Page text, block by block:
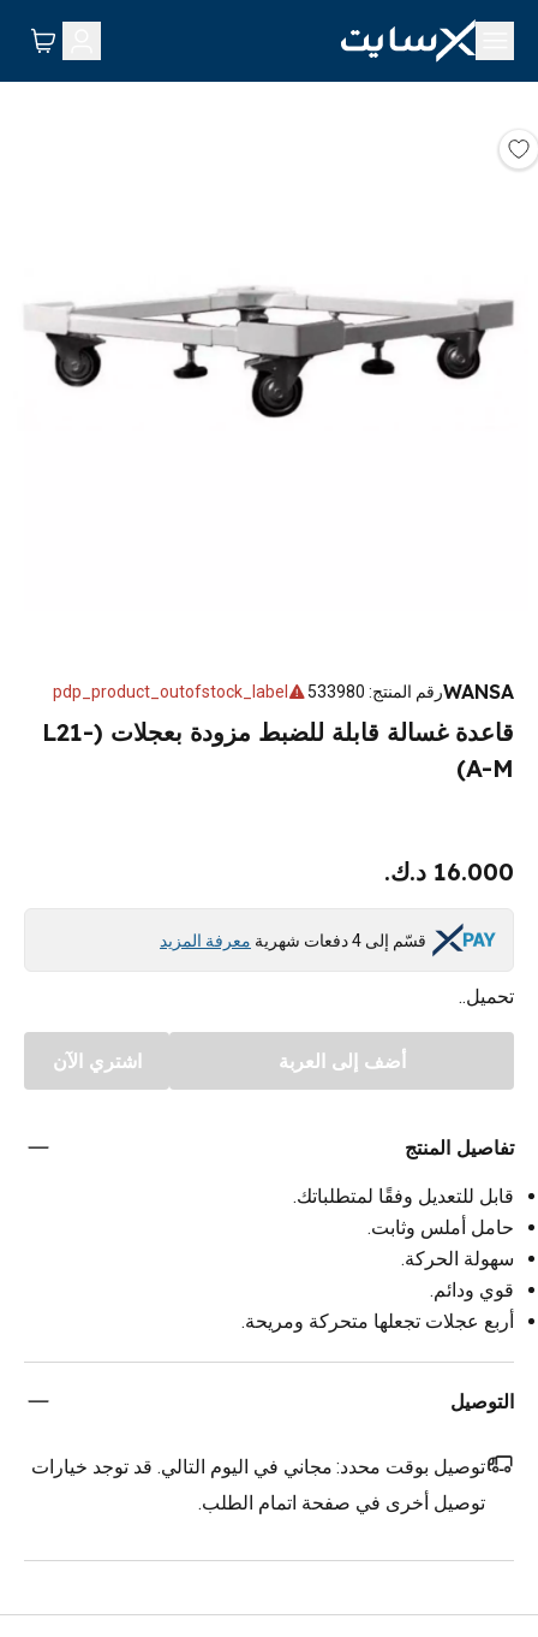
WANSAرقم المنتج:
533980
pdp_product_outofstock_label
قاعدة غسالة قابلة للضبط مزودة بعجلات (L21-
A-M)
16.000 د.ك.
قسّم إلى 4 دفعات شهرية معرفة المزيد
تحميل..
أضف إلى العربة اشتري الآن
تفاصيل المنتج
قابل للتعديل وفقًا لمتطلباتك.
حامل أملس وثابت.
سهولة الحركة.
قوي ودائم.
أربع عجلات تجعلها متحركة ومريحة.
التوصيل
توصيل بوقت محدد: مجاني في اليوم التالي. قد توجد خيارات
توصيل أخرى في صفحة اتمام الطلب.